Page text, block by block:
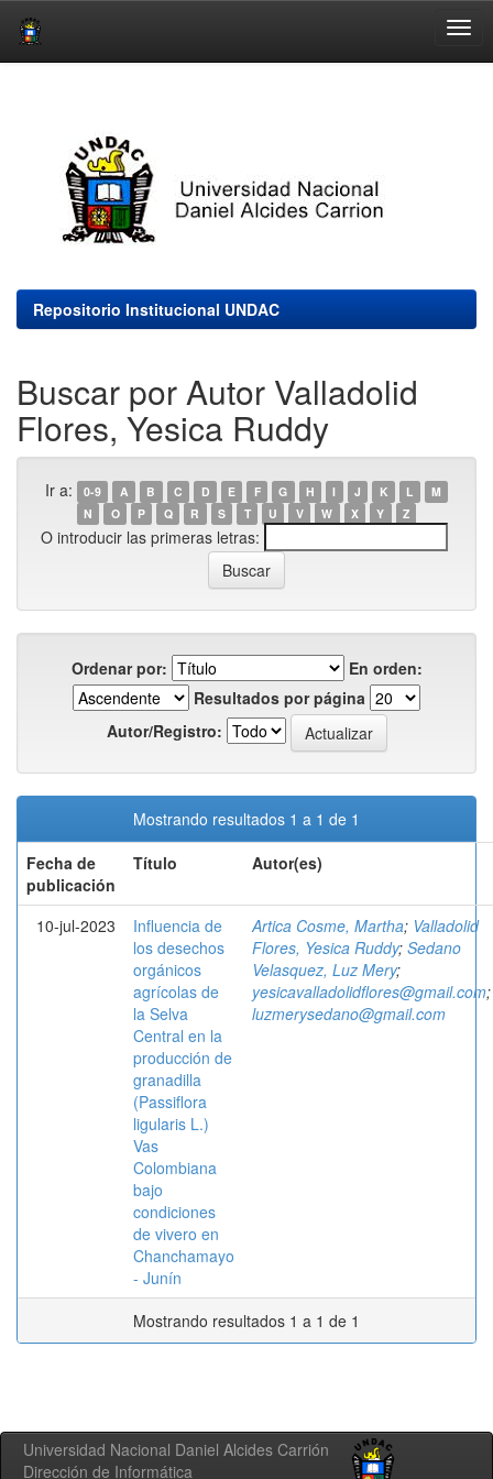
Repositorio Institucional UNDAC
Buscar por Autor Valladolid
Flores, Yesica Ruddy
Ir a: 0-9 A B C D E F G H I J K L
M
N
O P Q R S T U V W X Y Z
O introducir las primeras letras:
Ordenar por:
En orden:
Resultados por página
Autor/Registro:
Mostrando resultados 1 a 1 de 1
Fecha de
publicación
Título Autor(es)
10-jul-2023
Influencia de
los desechos
orgánicos
agrícolas de
la Selva
Central en la
producción de
granadilla
(Passiflora
ligularis L.)
Vas
Colombiana
bajo
condiciones
de vivero en
Chanchamayo
- Junín
Artica Cosme, Martha; Valladolid
Flores, Yesica Ruddy; Sedano
Velasquez, Luz Mery;
yesicavalladolidflores@gmail.com;
luzmerysedano@gmail.com
Mostrando resultados 1 a 1 de 1
Universidad Nacional Daniel Alcides Carrión
Dirección de Informática